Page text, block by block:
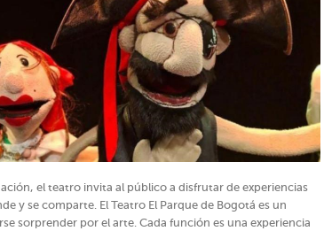
el teatro invita al público a disfrutar de experiencias
y se comparte. El Teatro El Parque de Bogotá es un
sorprender por el arte. Cada función es una experiencia